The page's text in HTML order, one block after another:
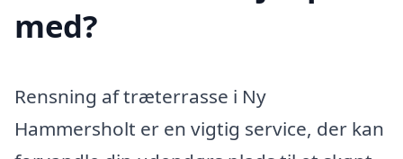
med?
Rensning af træterrasse i Ny
Hammersholt er en vigtig service, der kan